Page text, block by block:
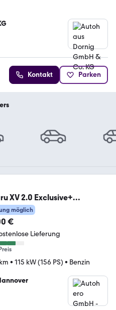
Kontakt Parken
XV 2.0 Exclusive+
möglich
€
Lieferung
• 115 kW (156 PS) • Benzin